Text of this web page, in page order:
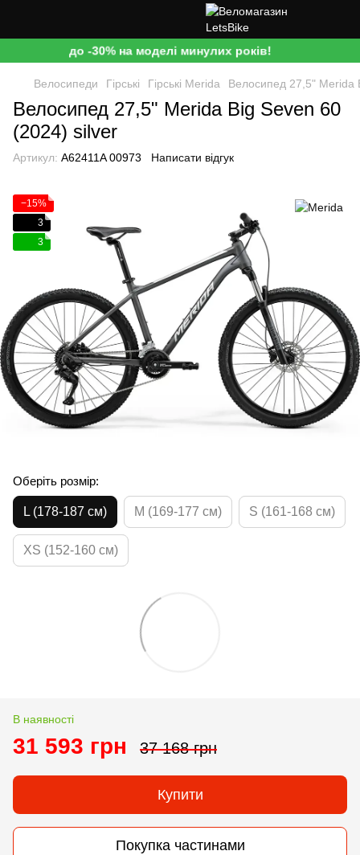
до -30% на моделі минулих років!
Велосипеди Гірські Гірські Merida Велосипед 27,5" Merida
Велосипед 27,5" Merida Big Seven 60
(2024) silver
Артикул: A62411A 00973 Написати відгук
−15%
3
3
Оберіть розмір:
L (178-187 см) M (169-177 см) S (161-168 см)
XS (152-160 см)
В наявності
31 593 грн 37 168 грн
Купити
Покупка частинами